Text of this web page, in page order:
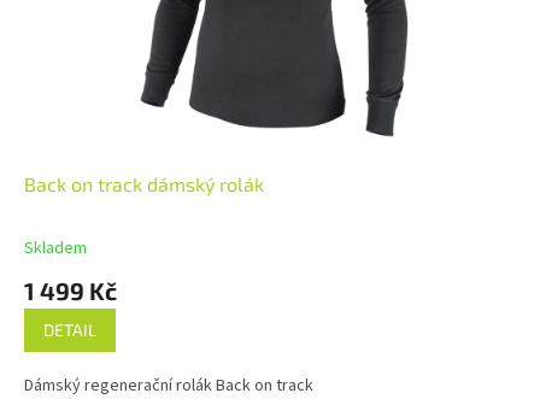
Back on track dámský rolák
Skladem
1 499 Kč
DETAIL
Dámský regenerační rolák Back on track